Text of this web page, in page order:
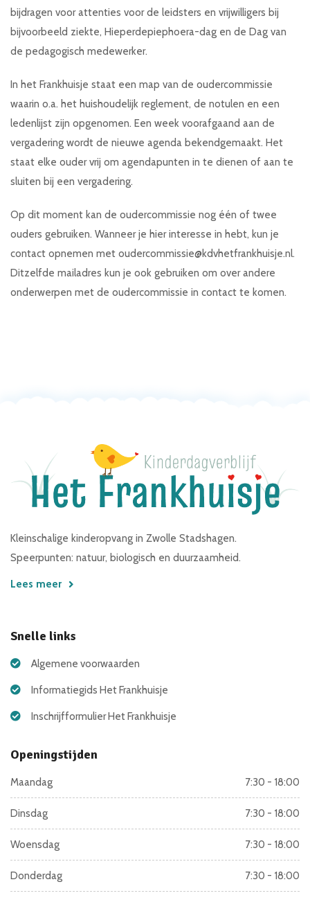
bijdragen voor attenties voor de leidsters en vrijwilligers bij
bijvoorbeeld ziekte, Hieperdepiephoera-dag en de Dag van
de pedagogisch medewerker.
In het Frankhuisje staat een map van de oudercommissie
waarin o.a. het huishoudelijk reglement, de notulen en een
ledenlijst zijn opgenomen. Een week voorafgaand aan de
vergadering wordt de nieuwe agenda bekendgemaakt. Het
staat elke ouder vrij om agendapunten in te dienen of aan te
sluiten bij een vergadering.
Op dit moment kan de oudercommissie nog één of twee
ouders gebruiken. Wanneer je hier interesse in hebt, kun je
contact opnemen met oudercommissie@kdvhetfrankhuisje.nl.
Ditzelfde mailadres kun je ook gebruiken om over andere
onderwerpen met de oudercommissie in contact te komen.
Kleinschalige kinderopvang in Zwolle Stadshagen.
Speerpunten: natuur, biologisch en duurzaamheid.
Lees meer
Snelle links
Algemene voorwaarden
Informatiegids Het Frankhuisje
Inschrijfformulier Het Frankhuisje
Openingstijden
Maandag 7:30 - 18:00
Dinsdag 7:30 - 18:00
Woensdag 7:30 - 18:00
Donderdag 7:30 - 18:00